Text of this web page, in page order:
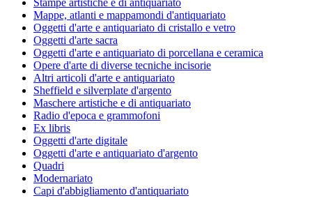
Stampe artistiche e di antiquariato
Mappe, atlanti e mappamondi d'antiquariato
Oggetti d'arte e antiquariato di cristallo e vetro
Oggetti d'arte sacra
Oggetti d'arte e antiquariato di porcellana e ceramica
Opere d'arte di diverse tecniche incisorie
Altri articoli d'arte e antiquariato
Sheffield e silverplate d'argento
Maschere artistiche e di antiquariato
Radio d'epoca e grammofoni
Ex libris
Oggetti d'arte digitale
Oggetti d'arte e antiquariato d'argento
Quadri
Modernariato
Capi d'abbigliamento d'antiquariato